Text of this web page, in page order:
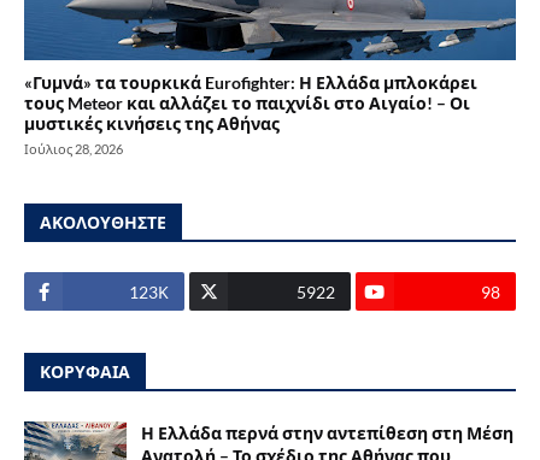
«Γυμνά» τα τουρκικά Eurofighter: Η Ελλάδα μπλοκάρει
τους Meteor και αλλάζει το παιχνίδι στο Αιγαίο! – Οι
μυστικές κινήσεις της Αθήνας
Ιούλιος 28, 2026
ΑΚΟΛΟΥΘΗΣΤΕ
123Κ 5922 98
ΚΟΡΥΦΑΙΑ
Η Ελλάδα περνά στην αντεπίθεση στη Μέση
Ανατολή – Το σχέδιο της Αθήνας που